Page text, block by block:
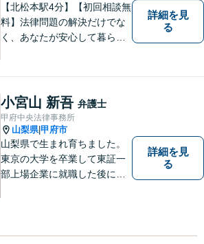
【北松本駅4分】【初回相談無
料】法律問題の解決だけでな
く、あなたが安心して暮らせ
せください。お気持ちに寄り
添い、より良い選択ができる
よう全力を尽くします。【法
テラス利用可】
詳細を見
る
小宮山 新吾 弁護士
甲府中央法律事務所
山梨県|甲府市
山梨県で生まれ育ちました。
東京の大学を卒業して東証一
部上場企業に就職した後に司
に弁護士登録した後は、山梨
詳細を見
る